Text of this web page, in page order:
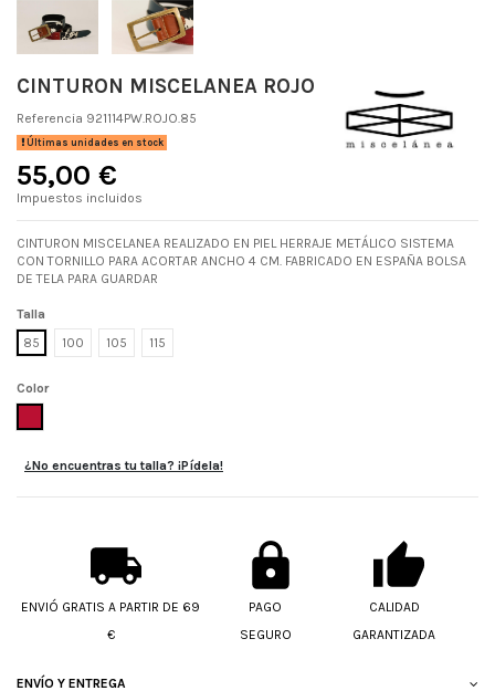
CINTURON MISCELANEA ROJO
Referencia 921114PW.ROJO.85
Últimas unidades en stock
55,00 €
Impuestos incluidos
CINTURON MISCELANEA REALIZADO EN PIEL HERRAJE METÁLICO SISTEMA
CON TORNILLO PARA ACORTAR ANCHO 4 CM. FABRICADO EN ESPAÑA BOLSA
DE TELA PARA GUARDAR
Talla
85
100 105 115
Color
¿No encuentras tu talla? ¡Pídela!
ENVIÓ GRATIS A PARTIR DE 69
€
PAGO
SEGURO
CALIDAD
GARANTIZADA
ENVÍO Y ENTREGA